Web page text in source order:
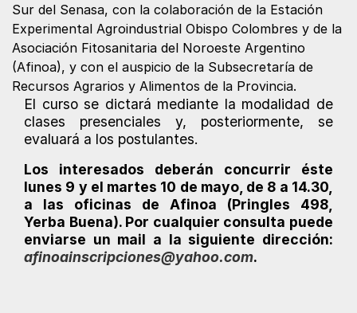
Sur del Senasa, con la colaboración de la Estación
Experimental Agroindustrial Obispo Colombres y de la
Asociación Fitosanitaria del Noroeste Argentino
(Afinoa), y con el auspicio de la Subsecretaría de
Recursos Agrarios y Alimentos de la Provincia.
El curso se dictará mediante la modalidad de
clases presenciales y, posteriormente, se
evaluará a los postulantes.
Los interesados deberán concurrir éste
lunes 9 y el martes 10 de mayo, de 8 a 14.30,
a las oficinas de Afinoa (Pringles 498,
Yerba Buena). Por cualquier consulta puede
enviarse un mail a la siguiente dirección:
afinoainscripciones@yahoo.com.